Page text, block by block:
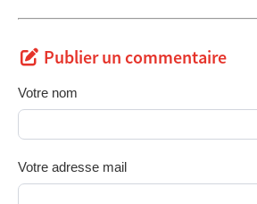
Publier un commentaire
Votre nom
Votre adresse mail